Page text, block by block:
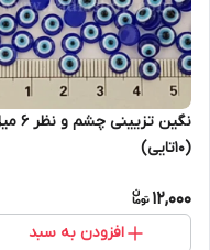
نگین تزیینی
(۱۰تایی)
12,000
افزودن به سبد